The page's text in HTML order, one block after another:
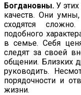
Богдановны. У
качеств. Они
сходятся
подобного
в семье. Себя
следят за своей
общении. Близких
ру­ководить.
порядочности и
жизни.